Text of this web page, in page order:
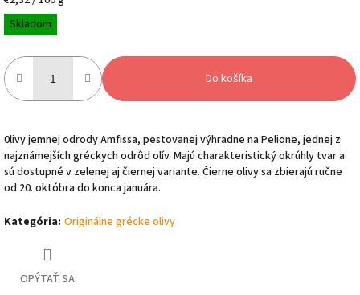
cena:
Skladom
Do košíka
0livy jemnej odrody Amfissa, pestovanej výhradne na Pelione, jednej z
najznámejších gréckych odrôd olív. Majú charakteristický okrúhly tvar a
sú dostupné v zelenej aj čiernej variante. Čierne olivy sa zbierajú ručne
od 20. októbra do konca januára.
Kategória: Originálne grécke olivy
OPÝTAŤ SA